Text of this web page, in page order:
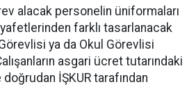
alacak personelin üniformaları
farklı tasarlanacak
ya da Okul Görevlisi
asgari ücret tutarındaki
İŞKUR tarafından